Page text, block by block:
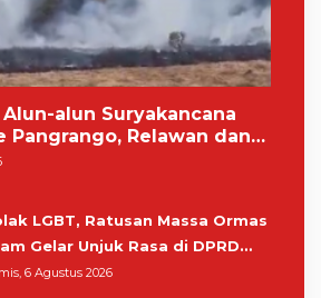
alun Suryakancana
Pangrango, Relawan dan
LGBT, Ratusan Massa Ormas
Gelar Unjuk Rasa di DPRD
6 Agustus 2026